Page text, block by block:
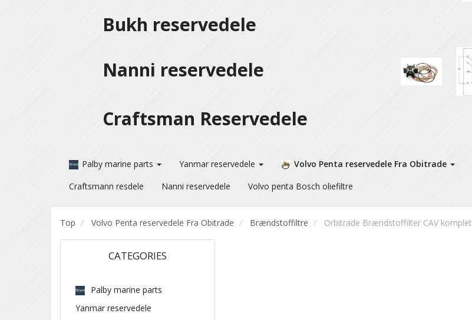
Bukh reservedele
Nanni reservedele
Craftsman Reservedele
Palby marine parts Yanmar reservedele Volvo Penta reservedele Fra Obitrade
Craftsmann resdele
Nanni reservedele Volvo penta Bosch oliefiltre
Top Volvo Penta reservedele Fra Obitrade Brændstoffiltre Orbitrade Brændstoffilter CAV komplet
CATEGORIES
Palby marine parts
Yanmar reservedele